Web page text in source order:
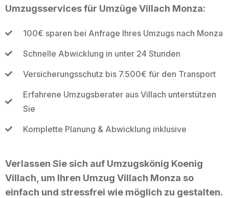
Umzugsservices für Umzüge Villach Monza:
100€ sparen bei Anfrage Ihres Umzugs nach Monza
Schnelle Abwicklung in unter 24 Stunden
Versicherungsschutz bis 7.500€ für den Transport
Erfahrene Umzugsberater aus Villach unterstützen
Sie
Komplette Planung & Abwicklung inklusive
Verlassen Sie sich auf Umzugskönig Koenig
Villach, um Ihren Umzug Villach Monza so
einfach und stressfrei wie möglich zu gestalten.